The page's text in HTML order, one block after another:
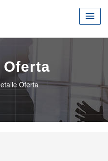
Oferta
Oferta